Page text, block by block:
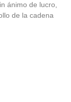
ánimo de lucro,
de la cadena